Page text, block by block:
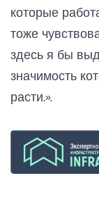
которые
тоже
здесь я бы
значимость
расти.».